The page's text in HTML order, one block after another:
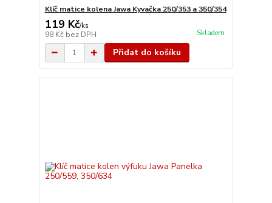
Klíč matice kolena Jawa Kyvačka 250/353 a 350/354
119 Kč/ks
98 Kč bez DPH Skladem
Přidat do košíku